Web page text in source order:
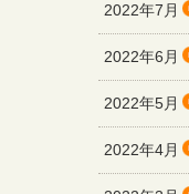
2022年7月
2022年6月
2022年5月
2022年4月